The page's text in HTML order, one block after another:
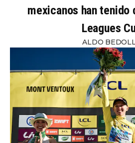
mexicanos han tenido
Leagues
ALDO